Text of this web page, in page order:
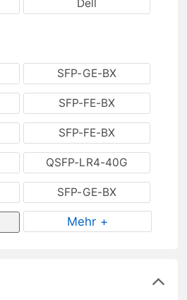
Dell
SFP-GE-BX
SFP-FE-BX
SFP-FE-BX
QSFP-LR4-40G
SFP-GE-BX
Mehr +